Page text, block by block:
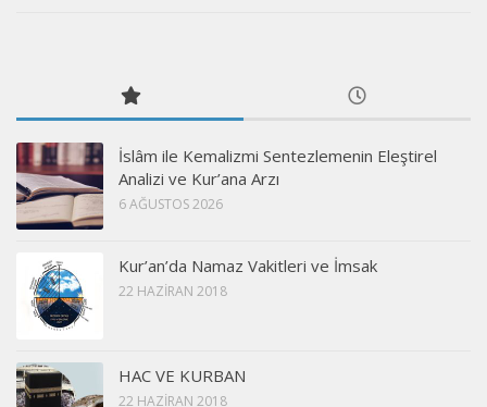
İslâm ile Kemalizmi Sentezlemenin Eleştirel
Analizi ve Kur’ana Arzı
6 AĞUSTOS 2026
Kur’an’da Namaz Vakitleri ve İmsak
22 HAZIRAN 2018
HAC VE KURBAN
22 HAZIRAN 2018